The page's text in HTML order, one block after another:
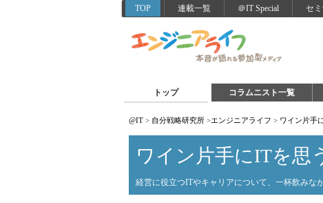
TOP 連載一覧 ＠IT Special セ
トップ コラムニスト一覧
@IT > 自分戦略研究所 >エンジニアライフ > ワイン片手
ワイン片手にITを思
経営に役立つITやキャリアについて、一杯飲みな